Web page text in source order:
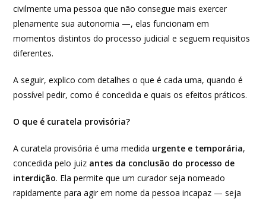
civilmente uma pessoa que não consegue mais exercer
plenamente sua autonomia —, elas funcionam em
momentos distintos do processo judicial e seguem requisitos
diferentes.
A seguir, explico com detalhes o que é cada uma, quando é
possível pedir, como é concedida e quais os efeitos práticos.
O que é curatela provisória?
A curatela provisória é uma medida urgente e temporária,
concedida pelo juiz antes da conclusão do processo de
interdição. Ela permite que um curador seja nomeado
rapidamente para agir em nome da pessoa incapaz — seja